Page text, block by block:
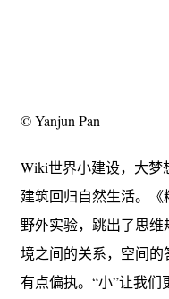
© Yanjun Pan
Wiki世界小建设，大梦
建筑回归自然生活。
野外实验，跳出了思
境之间的关系，空间
有点偏执。“小”让我